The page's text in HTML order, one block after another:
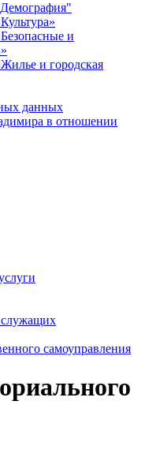
и
и городская
данных
в отношении
самоуправления